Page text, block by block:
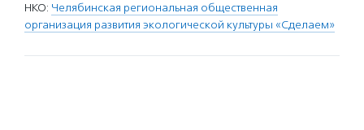
НКО: Челябинская региональная общественная
организация развития экологической культуры «Сделаем»